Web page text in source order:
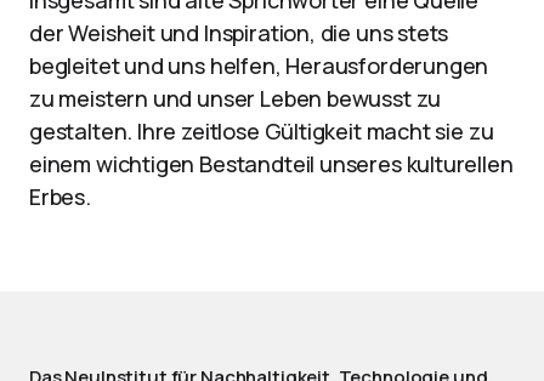
der Weisheit und Inspiration, die uns stets
begleitet und uns helfen, Herausforderungen
zu meistern und unser Leben bewusst zu
gestalten. Ihre zeitlose Gültigkeit macht sie zu
einem wichtigen Bestandteil unseres kulturellen
Erbes.